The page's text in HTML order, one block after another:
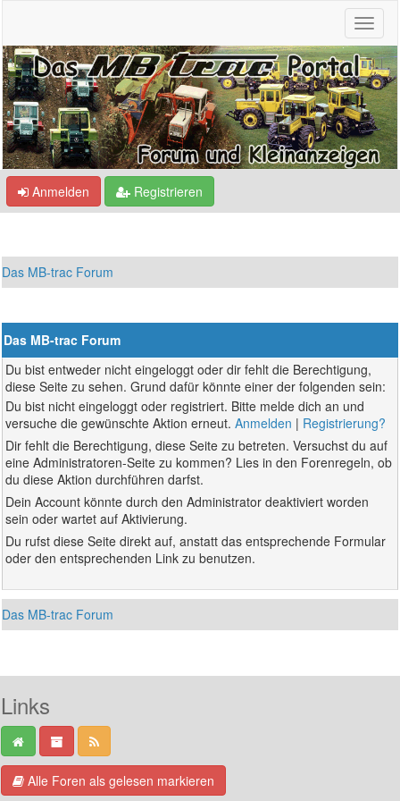
Anmelden Registrieren
Das MB-trac Forum
Das MB-trac Forum
Du bist entweder nicht eingeloggt oder dir fehlt die Berechtigung,
diese Seite zu sehen. Grund dafür könnte einer der folgenden sein:
Du bist nicht eingeloggt oder registriert. Bitte melde dich an und
versuche die gewünschte Aktion erneut.Anmelden | Registrierung?
Dir fehlt die Berechtigung, diese Seite zu betreten. Versuchst du auf
eine Administratoren-Seite zu kommen? Lies in den Forenregeln, ob
du diese Aktion durchführen darfst.
Dein Account könnte durch den Administrator deaktiviert worden
sein oder wartet auf Aktivierung.
Du rufst diese Seite direkt auf, anstatt das entsprechende Formular
oder den entsprechenden Link zu benutzen.
Das MB-trac Forum
Links
Alle Foren als gelesen markieren